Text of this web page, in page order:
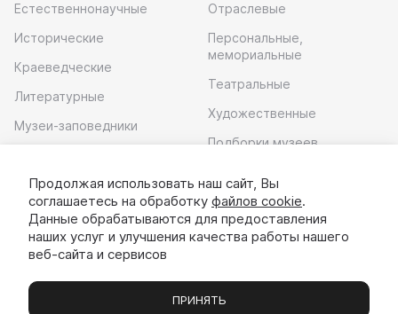
Естественнонаучные
Исторические
Краеведческие
Литературные
Музеи-заповедники
Отраслевые
Персональные,
мемориальные
Театральные
Художественные
Подборки музеев
Скачать приложение
Продолжая использовать наш сайт, Вы
соглашаетесь на обработку файлов cookie.
Данные обрабатываются для предоставления
наших услуг и улучшения качества работы нашего
веб-сайта и сервисов
ПРИНЯТЬ